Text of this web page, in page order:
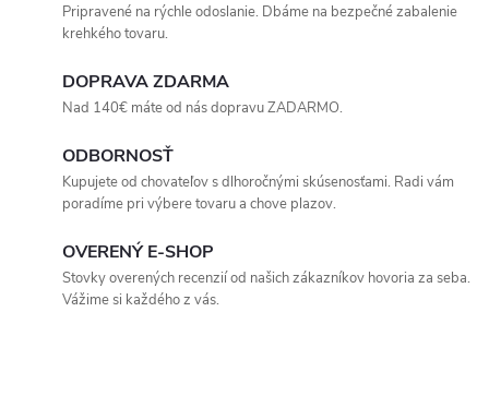
Pripravené na rýchle odoslanie. Dbáme na bezpečné zabalenie
krehkého tovaru.
DOPRAVA ZDARMA
Nad 140€ máte od nás dopravu ZADARMO.
ODBORNOSŤ
Kupujete od chovateľov s dlhoročnými skúsenosťami. Radi vám
poradíme pri výbere tovaru a chove plazov.
OVERENÝ E-SHOP
Stovky overených recenzií od našich zákazníkov hovoria za seba.
Vážime si každého z vás.